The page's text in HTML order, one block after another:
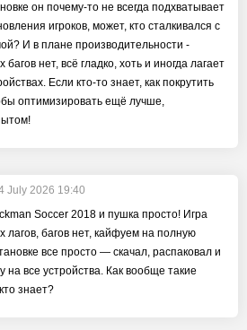
он почему-то не всегда подхватывает
игроков, может, кто сталкивался с
И в плане производительности -
багов нет, всё гладко, хоть и иногда лагает
Если кто-то знает, как покрутить
оптимизировать ещё лучше,
July 2026 19:40
Soccer 2018 и пушка просто! Игра
лагов, багов нет, кайфуем на полную
все просто — скачал, распаковал и
на все устройства. Как вообще такие
знает?